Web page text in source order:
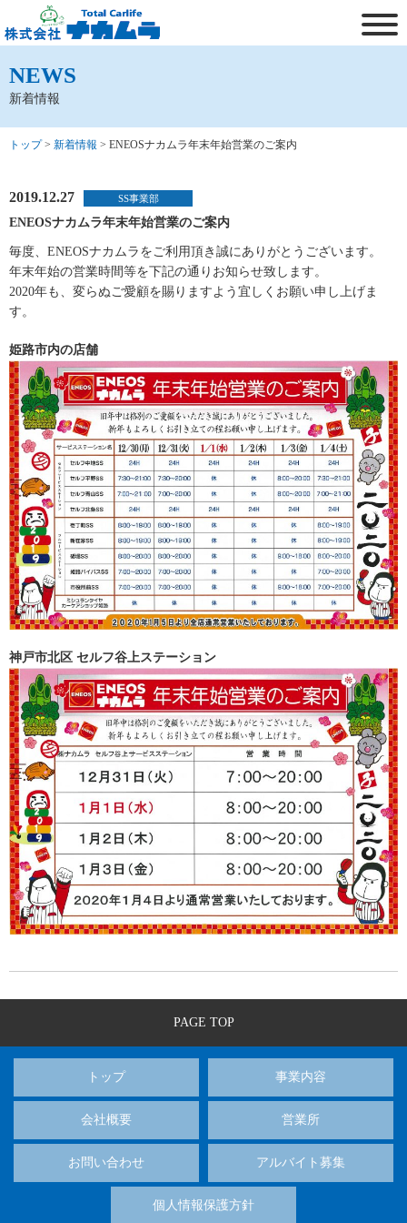
NEWS
新着情報
トップ> 新着情報 > ENEOSナカムラ年末年始営業のご案内
2019.12.27 SS事業部
ENEOSナカムラ年末年始営業のご案内
毎度、ENEOSナカムラをご利用頂き誠にありがとうございます。
年末年始の営業時間等を下記の通りお知らせ致します。
2020年も、変らぬご愛顧を賜りますよう宜しくお願い申し上げま
す。
姫路市内の店舗
神戸市北区 セルフ谷上ステーション
PAGE TOP
トップ 事業内容
会社概要 営業所
お問い合わせ アルバイト募集
個人情報保護方針